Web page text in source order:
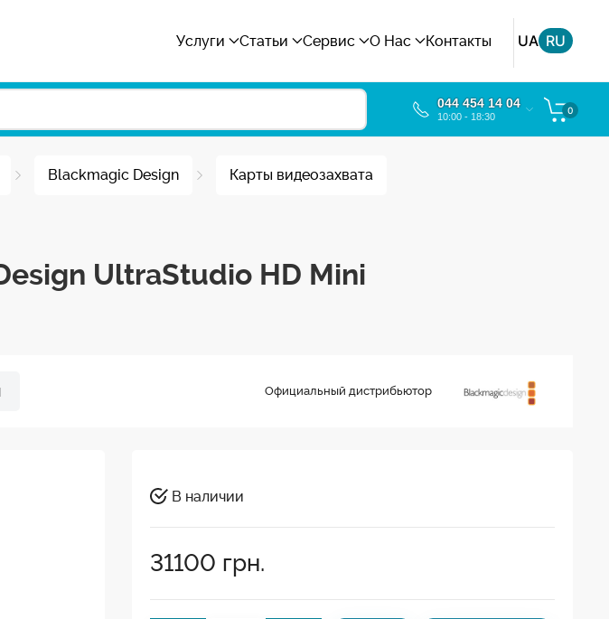
Услуги Статьи Сервис О Нас Контакты UA RU
044 454 14 04
10:00 - 18:30
0
Blackmagic Design Карты видеозахвата
UltraStudio HD Mini
Официальный дистрибьютор
В наличии
31100 грн.